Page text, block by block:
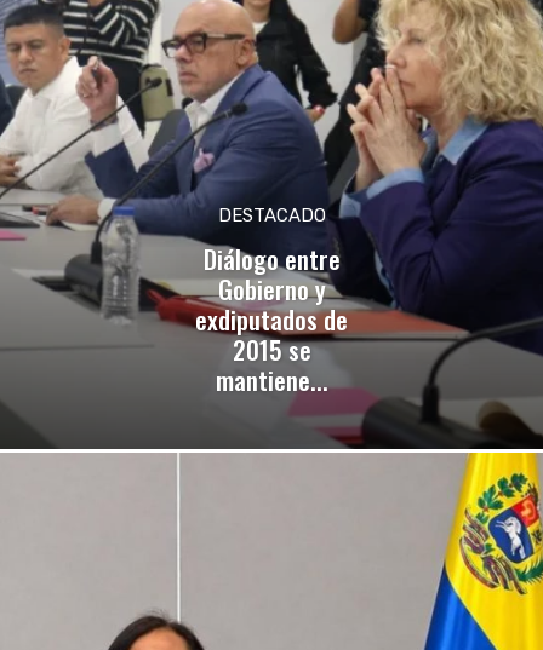
DESTACADO
Diálogo entre
Gobierno y
exdiputados de
2015 se
mantiene...